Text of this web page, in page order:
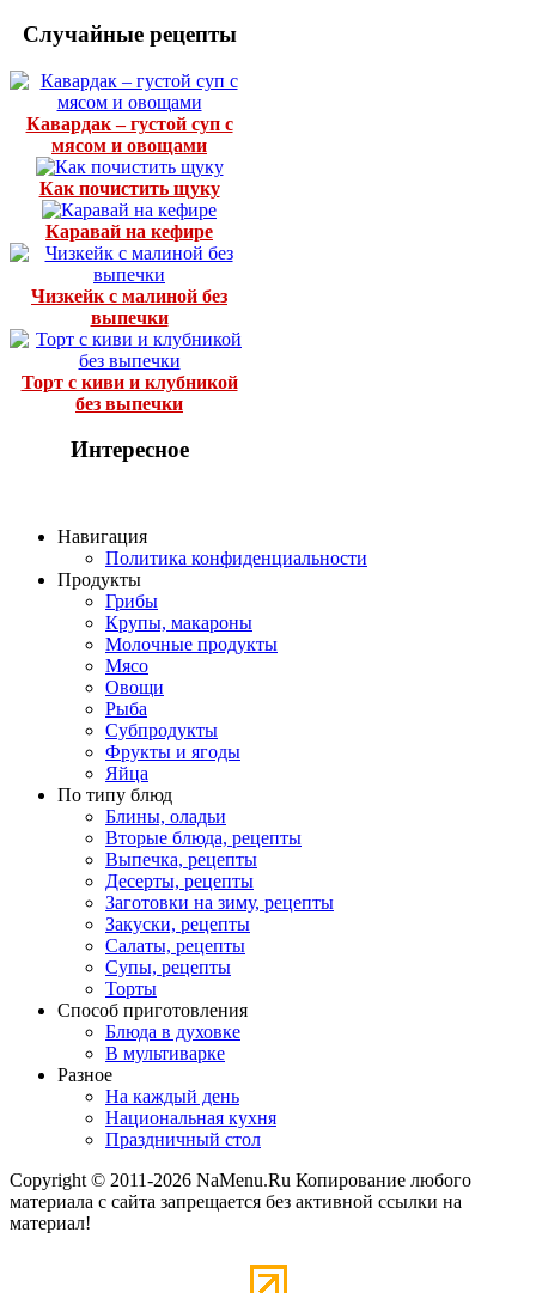
Случайные рецепты
Кавардак – густой суп с
мясом и овощами
Как почистить щуку
Каравай на кефире
Чизкейк с малиной без
выпечки
Торт с киви и клубникой
без выпечки
Интересное
Навигация
Политика конфиденциальности
Продукты
Грибы
Крупы, макароны
Молочные продукты
Мясо
Овощи
Рыба
Субпродукты
Фрукты и ягоды
Яйца
По типу блюд
Блины, оладьи
Вторые блюда, рецепты
Выпечка, рецепты
Десерты, рецепты
Заготовки на зиму, рецепты
Закуски, рецепты
Салаты, рецепты
Супы, рецепты
Торты
Способ приготовления
Блюда в духовке
В мультиварке
Разное
На каждый день
Национальная кухня
Праздничный стол
Copyright © 2011-2026 NaMenu.Ru Копирование любого
материала с сайта запрещается без активной ссылки на
материал!